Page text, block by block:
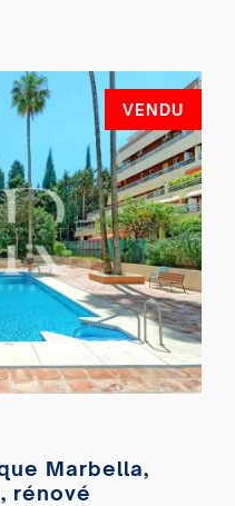
VENDU
Marbella,
rénové